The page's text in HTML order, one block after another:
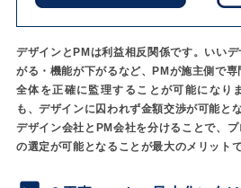
デザインとPMは利益相反関係です。いい
がる・機能が下がるなど、PMが施主側で専
全体を正確に監理することが可能になり
も、デザインに囚われず金額交渉が可能とな
デザイン会社とPM会社を分けることで、
の選定が可能となることが最大のメリットで